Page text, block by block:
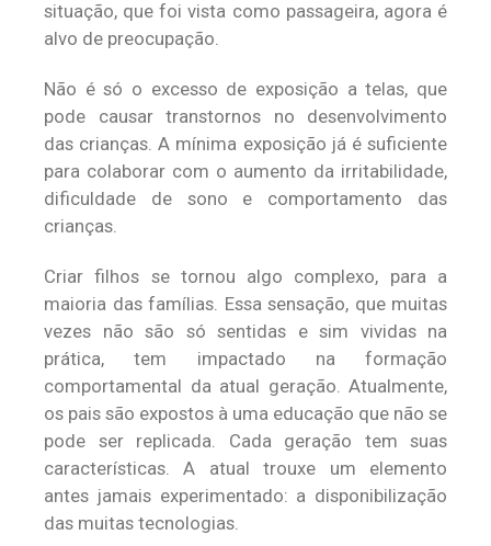
situação, que foi vista como passageira, agora é
alvo de preocupação.
Não é só o excesso de exposição a telas, que
pode causar transtornos no desenvolvimento
das crianças. A mínima exposição já é suficiente
para colaborar com o aumento da irritabilidade,
dificuldade de sono e comportamento das
crianças.
Criar filhos se tornou algo complexo, para a
maioria das famílias. Essa sensação, que muitas
vezes não são só sentidas e sim vividas na
prática, tem impactado na formação
comportamental da atual geração. Atualmente,
os pais são expostos à uma educação que não se
pode ser replicada. Cada geração tem suas
características. A atual trouxe um elemento
antes jamais experimentado: a disponibilização
das muitas tecnologias.